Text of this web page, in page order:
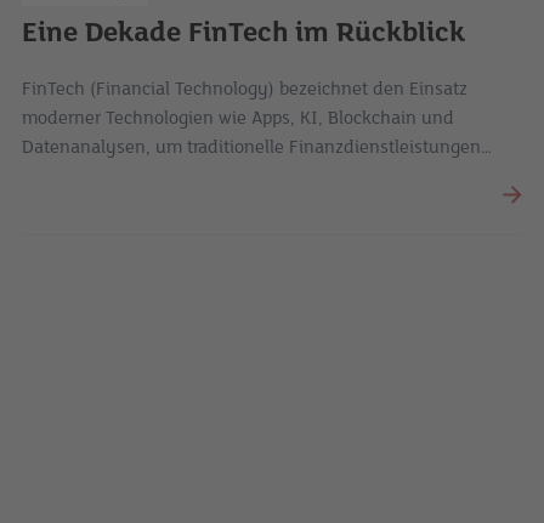
Eine Dekade FinTech im Rückblick
FinTech (Financial Technology) bezeichnet den Einsatz
moderner Technologien wie Apps, KI, Blockchain und
Datenanalysen, um traditionelle Finanzdienstleistungen